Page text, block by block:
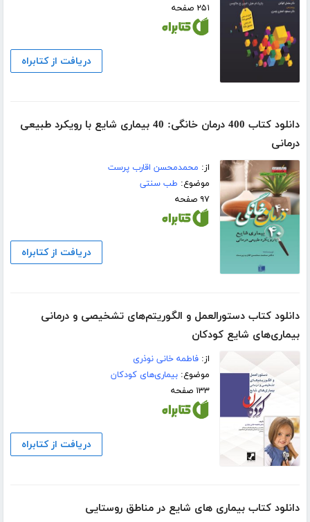
۲۵۱ صفحه
دریافت از کتابراه
دانلود کتاب 400 درمان‌ خانگی: 40 بیماری شایع با رویکرد طبیعی
درمانی
از: محمدمحسن اقارب پرست
موضوع: طب سنتی
۹۷ صفحه
دریافت از کتابراه
دانلود کتاب دستورالعمل و الگوریتم‌های تشخیصی و درمانی
بیماری‌های شایع کودکان
از:فاطمه خانی نوذری
موضوع:بیماری‌های کودکان
۱۳۳ صفحه
دریافت از کتابراه
دانلود کتاب بیماری های شایع در مناطق روستایی